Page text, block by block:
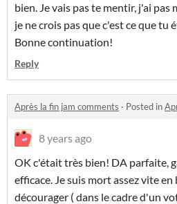
bien. Je vais pas te mentir, j'ai pas
je ne crois pas que c'est ce que tu
Bonne continuation!
Reply
Après la fin jam comments · Posted in
8 years ago
OK c'était très bien! DA parfaite,
efficace. Je suis mort assez vite
décourager ( dans le cadre d'un